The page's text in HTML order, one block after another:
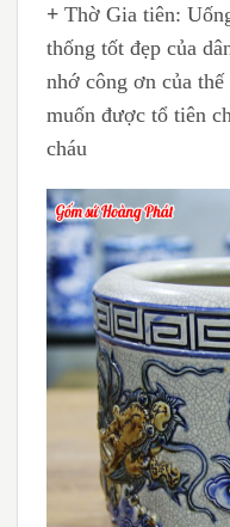
+ Thờ Gia tiên:
thống tốt đẹp của
nhớ công ơn của
muốn được tổ tiên
cháu